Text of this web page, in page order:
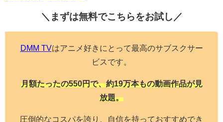
＼まずは無料でこちらをお試し／
DMM TVはアニメ好きにとって最高のサブスクサー
ビスです。
月額たったの550円で、約19万本もの動画作品が見
放題。
圧倒的なコスパを誇り、自信を持っておすすめでき